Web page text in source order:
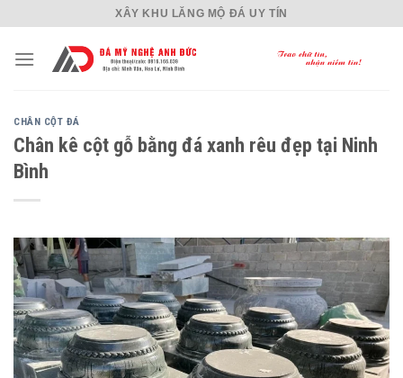
content
XÂY KHU LĂNG MỘ ĐÁ UY TÍN
CHÂN CỘT ĐÁ
Chân kê cột gỗ bằng đá xanh rêu đẹp tại Ninh
Bình